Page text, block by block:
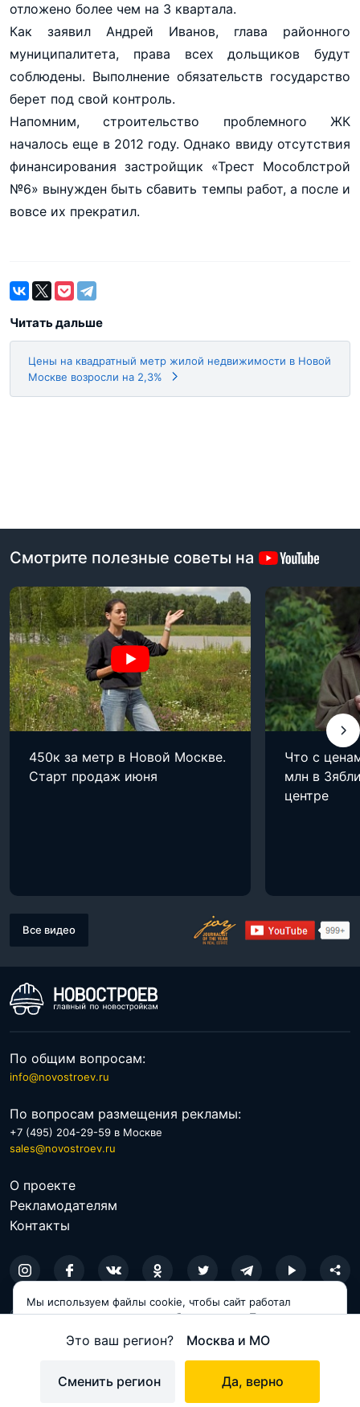
Это ваш регион? Москва и МО
Сменить регион Да, верно
отложено более чем на 3 квартала.
Как заявил Андрей Иванов, глава районного
муниципалитета, права всех дольщиков будут
соблюдены. Выполнение обязательств государство
берет под свой контроль.
Напомним, строительство проблемного ЖК
началось еще в 2012 году. Однако ввиду отсутствия
финансирования застройщик «Трест Мособлстрой
№6» вынужден быть сбавить темпы работ, а после и
вовсе их прекратил.
Читать дальше
Цены на квадратный метр жилой недвижимости в Новой
Москве возросли на 2,3%
Смотрите полезные советы на
450к за метр в Новой Москве.
Старт продаж июня
Что с
млн в
центре
Все видео
По общим вопросам:
info@novostroev.ru
По вопросам размещения рекламы:
+7 (495) 204-29-59 в Москве
sales@novostroev.ru
О проекте
Рекламодателям
Контакты
© 2026 NOVOSTROEV.RU
Политика обработки персональных данных
Мы используем файлы cookie, чтобы сайт работал
корректно и становился удобнее для вас. Продолжая
Принимаю